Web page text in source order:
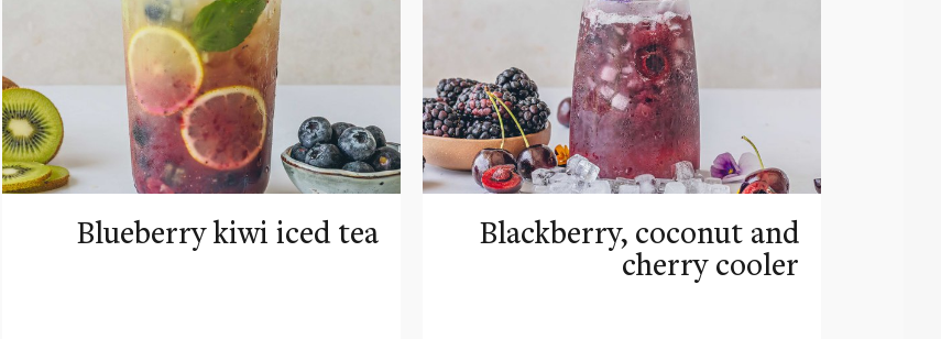
Blueberry kiwi iced tea Blackberry, coconut and
cherry cooler